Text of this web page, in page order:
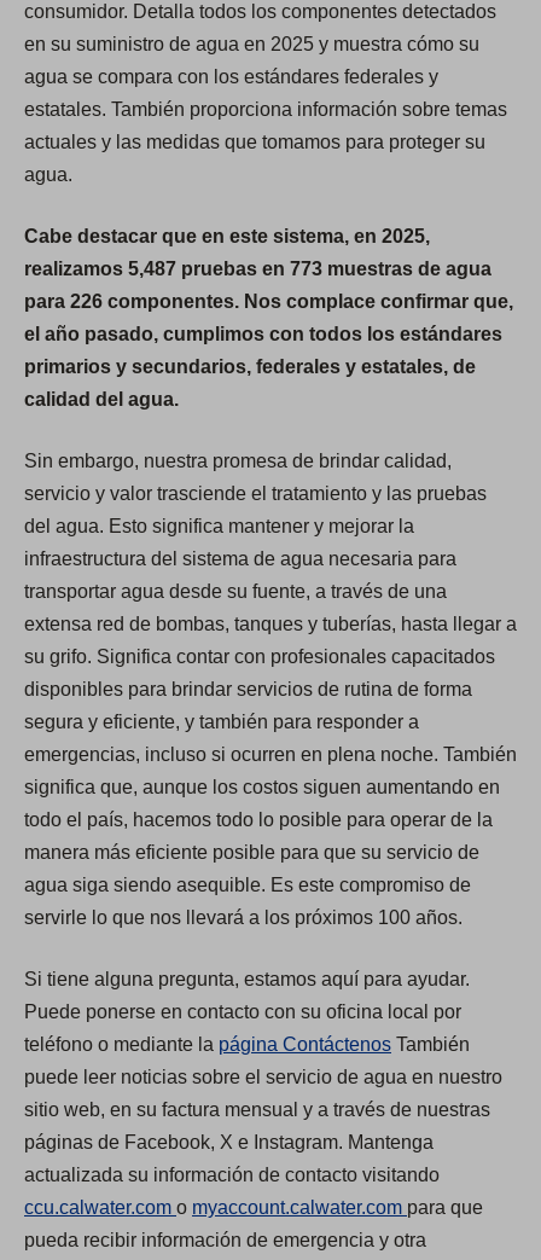
consumidor. Detalla todos los componentes detectados
en su suministro de agua en 2025 y muestra cómo su
agua se compara con los estándares federales y
estatales. También proporciona información sobre temas
actuales y las medidas que tomamos para proteger su
agua.
Cabe destacar que en este sistema, en 2025,
realizamos 5,487 pruebas en 773 muestras de agua
para 226 componentes. Nos complace confirmar que,
el año pasado, cumplimos con todos los estándares
primarios y secundarios, federales y estatales, de
calidad del agua.
Sin embargo, nuestra promesa de brindar calidad,
servicio y valor trasciende el tratamiento y las pruebas
del agua. Esto significa mantener y mejorar la
infraestructura del sistema de agua necesaria para
transportar agua desde su fuente, a través de una
extensa red de bombas, tanques y tuberías, hasta llegar a
su grifo. Significa contar con profesionales capacitados
disponibles para brindar servicios de rutina de forma
segura y eficiente, y también para responder a
emergencias, incluso si ocurren en plena noche. También
significa que, aunque los costos siguen aumentando en
todo el país, hacemos todo lo posible para operar de la
manera más eficiente posible para que su servicio de
agua siga siendo asequible. Es este compromiso de
servirle lo que nos llevará a los próximos 100 años.
Si tiene alguna pregunta, estamos aquí para ayudar.
Puede ponerse en contacto con su oficina local por
teléfono o mediante la página Contáctenos También
puede leer noticias sobre el servicio de agua en nuestro
sitio web, en su factura mensual y a través de nuestras
páginas de Facebook, X e Instagram. Mantenga
actualizada su información de contacto visitando
ccu.calwater.com (
O
o myaccount.calwater.com (
O
para que
pueda recibir información de emergencia y otra